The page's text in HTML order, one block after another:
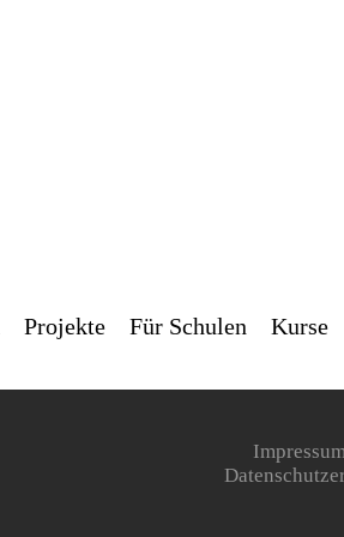
Projekte Für Schulen Kurse